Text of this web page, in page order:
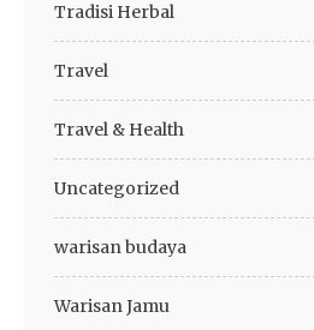
Tradisi Herbal
Travel
Travel & Health
Uncategorized
warisan budaya
Warisan Jamu